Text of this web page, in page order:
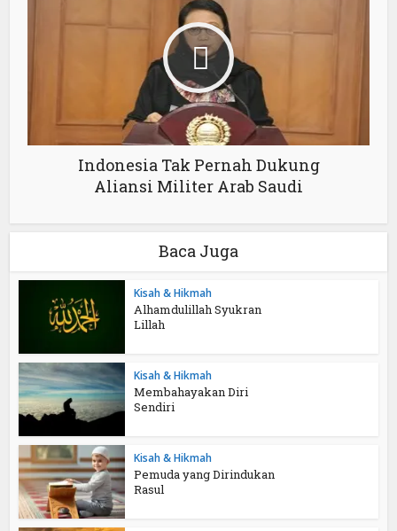
Indonesia Tak Pernah Dukung
Aliansi Militer Arab Saudi
Baca Juga
Kisah & Hikmah
Alhamdulillah Syukran
Lillah
Kisah & Hikmah
Membahayakan Diri
Sendiri
Kisah & Hikmah
Pemuda yang Dirindukan
Rasul